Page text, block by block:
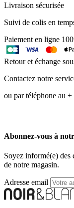
Livraison sécurisée
Suivi de colis en
Paiement en ligne
Retour et échange
Contactez notre
ou par téléphone au
Abonnez-vous à
Soyez informé(e) des
de notre magasin.
Adresse email